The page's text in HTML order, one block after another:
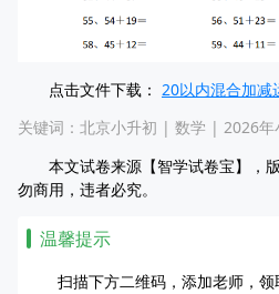
点击文件下载： 20以内混合加
关键词： 北京小升初 | 数学 | 2026年
本文试卷来源【智学试卷宝】，
勿商用，违者必究。
温馨提示
扫描下方二维码，添加老师，领